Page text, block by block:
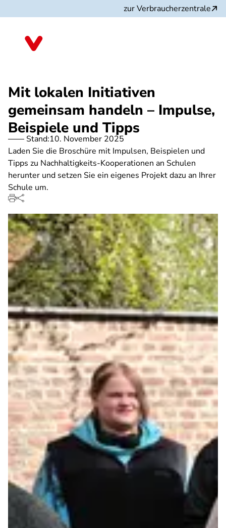
zum
zur Verbraucherzentrale
Mit lokalen Initiativen
gemeinsam handeln – Impulse,
Beispiele und Tipps
Stand:10. November 2025
Laden Sie die Broschüre mit Impulsen, Beispielen und
Tipps zu Nachhaltigkeits-Kooperationen an Schulen
herunter und setzen Sie ein eigenes Projekt dazu an Ihrer
Schule um.